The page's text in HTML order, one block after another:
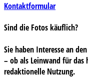
Kontaktformular
Sind die Fotos käuflich?
Sie haben Interesse an
– ob als Leinwand für das
redaktionelle Nutzung.